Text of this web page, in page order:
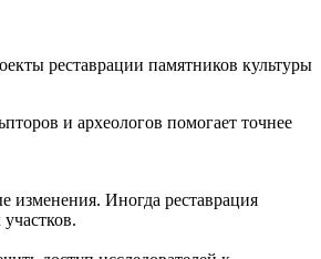
реставрации памятников культуры
и археологов помогает точнее
изменения. Иногда реставрация